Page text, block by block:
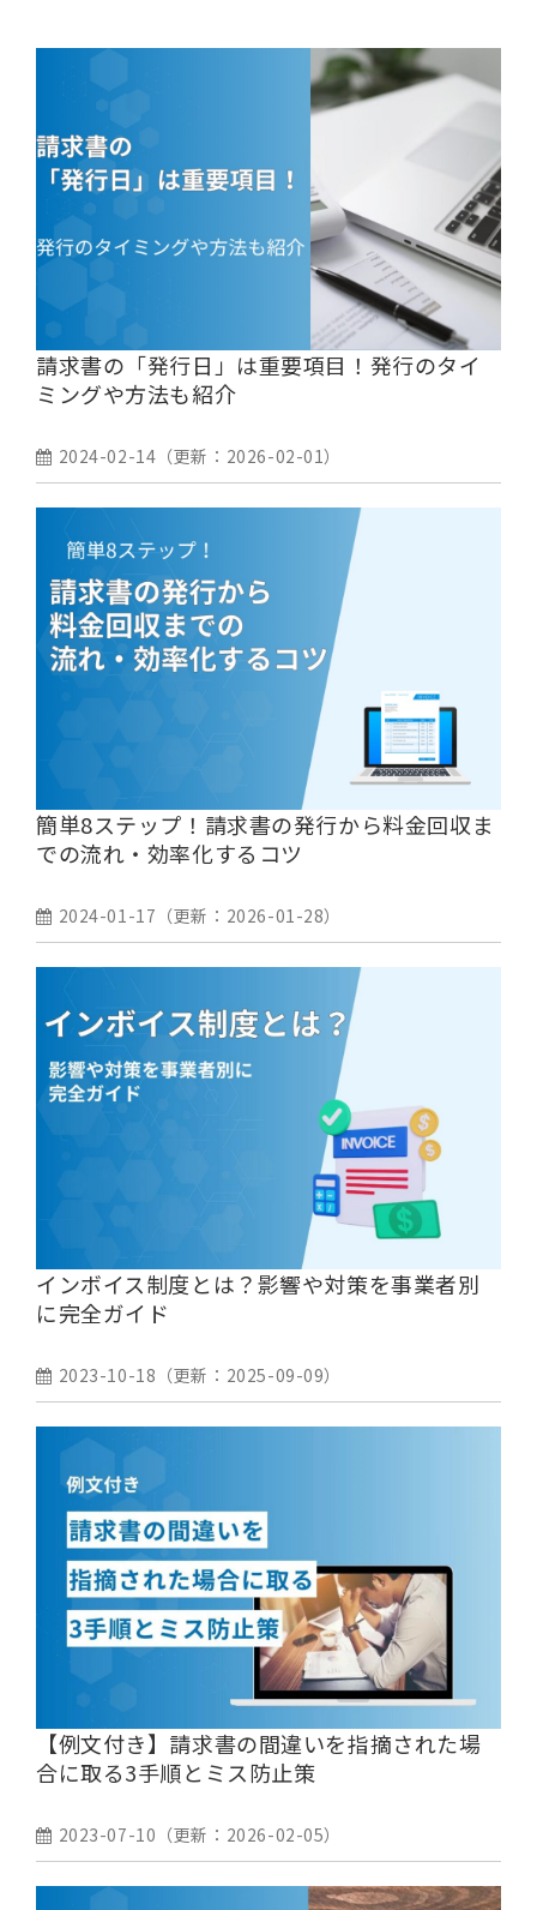
請求書の「発行日」は重要項目！発行のタイ
ミングや方法も紹介
2024-02-14 （更新： 2026-02-01）
簡単8ステップ！請求書の発行から料金回収ま
での流れ・効率化するコツ
2024-01-17 （更新： 2026-01-28）
インボイス制度とは？影響や対策を事業者別
に完全ガイド
2023-10-18 （更新： 2025-09-09）
【例文付き】請求書の間違いを指摘された場
合に取る3手順とミス防止策
2023-07-10 （更新： 2026-02-05）